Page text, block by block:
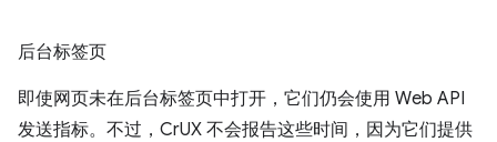
后台标签页
即使网页未在后台标签页中打开，它们仍会使用 Web API
发送指标。不过，CrUX 不会报告这些时间，因为它们提供